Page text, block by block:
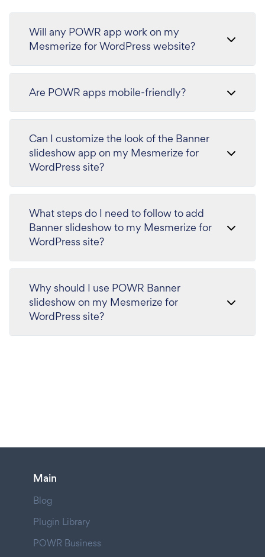
Will any POWR app work on my
Mesmerize for WordPress website?
Are POWR apps mobile-friendly?
Can I customize the look of the Banner
slideshow app on my Mesmerize for
WordPress site?
What steps do I need to follow to add
Banner slideshow to my Mesmerize for
WordPress site?
Why should I use POWR Banner
slideshow on my Mesmerize for
WordPress site?
Main
Blog
Plugin Library
POWR Business